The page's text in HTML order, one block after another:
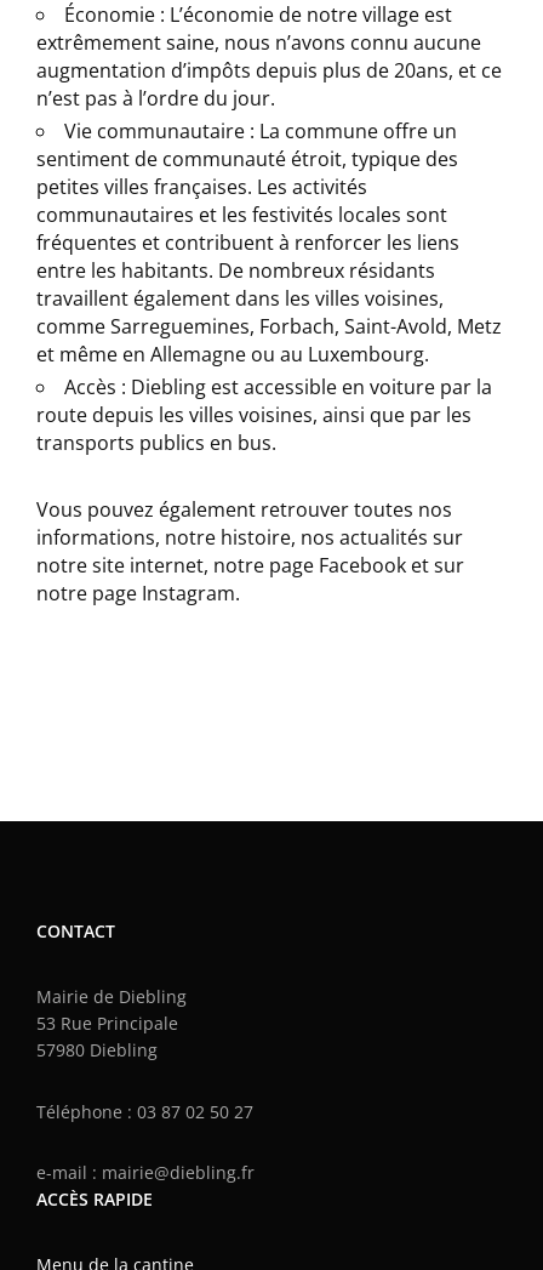
Économie : L’économie de notre village est
extrêmement saine, nous n’avons connu aucune
augmentation d’impôts depuis plus de 20ans, et ce
n’est pas à l’ordre du jour.
Vie communautaire : La commune offre un
sentiment de communauté étroit, typique des
petites villes françaises. Les activités
communautaires et les festivités locales sont
fréquentes et contribuent à renforcer les liens
entre les habitants. De nombreux résidants
travaillent également dans les villes voisines,
comme Sarreguemines, Forbach, Saint-Avold, Metz
et même en Allemagne ou au Luxembourg.
Accès : Diebling est accessible en voiture par la
route depuis les villes voisines, ainsi que par les
transports publics en bus.
Vous pouvez également retrouver toutes nos
informations, notre histoire, nos actualités sur
notre site internet, notre page Facebook et sur
notre page Instagram.
CONTACT
Mairie de Diebling
53 Rue Principale
57980 Diebling
Téléphone : 03 87 02 50 27
e-mail : mairie@diebling.fr
ACCÈS RAPIDE
Menu de la cantine